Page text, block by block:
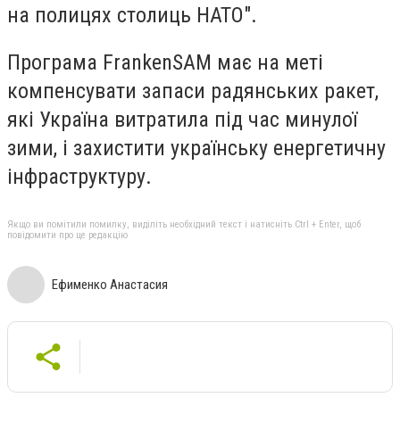
на полицях столиць НАТО".
Програма FrankenSAM має на меті
компенсувати запаси радянських ракет,
які Україна витратила під час минулої
зими, і захистити українську енергетичну
інфраструктуру.
Якщо ви помітили помилку, виділіть необхідний текст і натисніть Ctrl + Enter, щоб
повідомити про це редакцію
Ефименко Анастасия